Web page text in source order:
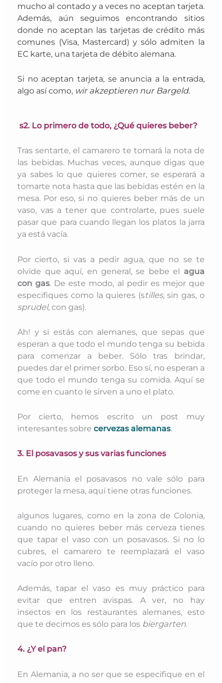
mucho al contado y a veces no aceptan tarjeta.
Además, aún seguimos encontrando sitios
donde no aceptan las tarjetas de crédito más
comunes (Visa, Mastercard) y sólo admiten la
EC karte, una tarjeta de débito alemana.
Si no aceptan tarjeta, se anuncia a la entrada,
algo así como, wir akzeptieren nur Bargeld.
s2. Lo primero de todo, ¿Qué quieres beber?
Tras sentarte, el camarero te tomará la nota de
las bebidas. Muchas veces, aunque digas que
ya sabes lo que quieres comer, se esperará a
tomarte nota hasta que las bebidas estén en la
mesa. Por eso, si no quieres beber más de un
vaso, vas a tener que controlarte, pues suele
pasar que para cuando llegan los platos la jarra
ya está vacía.
Por cierto, si vas a pedir agua, que no se te
olvide que aquí, en general, se bebe el agua
con gas. De este modo, al pedir es mejor que
especifiques como la quieres (stilles, sin gas, o
sprudel, con gas).
Ah! y si estás con alemanes, que sepas que
esperan a que todo el mundo tenga su bebida
para comenzar a beber. Sólo tras brindar,
puedes dar el primer sorbo. Eso sí, no esperan a
que todo el mundo tenga su comida. Aquí se
come en cuanto le sirven a uno el plato.
Por cierto, hemos escrito un post muy
interesantes sobrecervezas alemanas.
3. El posavasos y sus varias funciones
En Alemania el posavasos no vale sólo para
proteger la mesa, aquí tiene otras funciones.
algunos lugares, como en la zona de Colonia,
cuando no quieres beber más cerveza tienes
que tapar el vaso con un posavasos. Si no lo
cubres, el camarero te reemplazará el vaso
vacío por otro lleno.
Además, tapar el vaso es muy práctico para
evitar que entren avispas. A ver, no hay
insectos en los restaurantes alemanes, esto
que te decimos es sólo para los biergarten.
4. ¿Y el pan?
En Alemania, a no ser que se especifique en el